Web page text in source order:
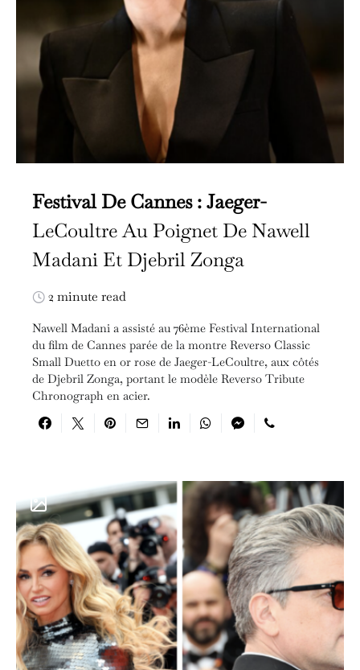
Festival De Cannes : Jaeger-
LeCoultre Au Poignet De Nawell
Madani Et Djebril Zonga
2 minute read
Nawell Madani a assisté au 76ème Festival International
du film de Cannes parée de la montre Reverso Classic
Small Duetto en or rose de Jaeger-LeCoultre, aux côtés
de Djebril Zonga, portant le modèle Reverso Tribute
Chronograph en acier.